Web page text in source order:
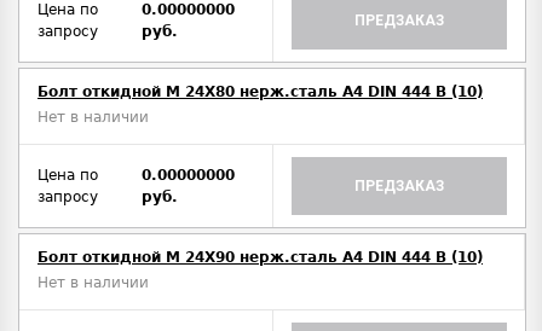
Цена по
запросу
0.00000000
руб.
ПРЕДЗАКАЗ
Болт откидной M 24Х80 нерж.сталь A4 DIN 444 B (10)
Нет в наличии
Цена по
запросу
0.00000000
руб.
ПРЕДЗАКАЗ
Болт откидной M 24Х90 нерж.сталь A4 DIN 444 B (10)
Нет в наличии